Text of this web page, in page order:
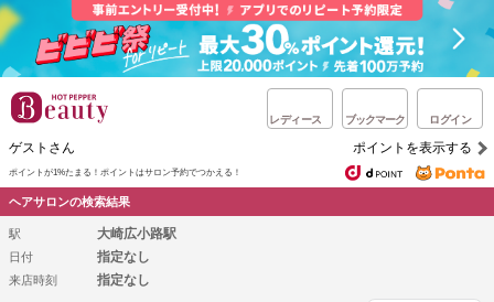
レディース ブックマーク ログイン
ゲストさん ポイントを表示する
ポイントが1%たまる！ ポイントはサロン予約でつかえる！
ヘアサロンの検索結果
駅 大崎広小路駅
日付 指定なし
来店時刻 指定なし